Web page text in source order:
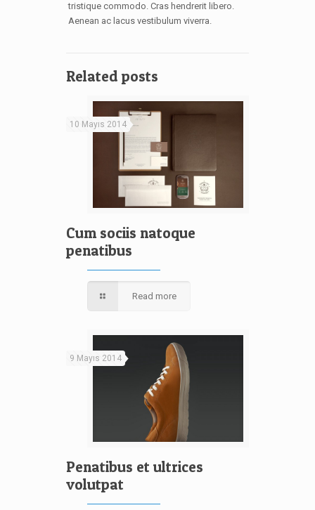
tristique commodo. Cras hendrerit libero.
Aenean ac lacus vestibulum viverra.
Related posts
10 Mayıs 2014
Cum sociis natoque
penatibus
Read more
9 Mayıs 2014
Penatibus et ultrices
volutpat